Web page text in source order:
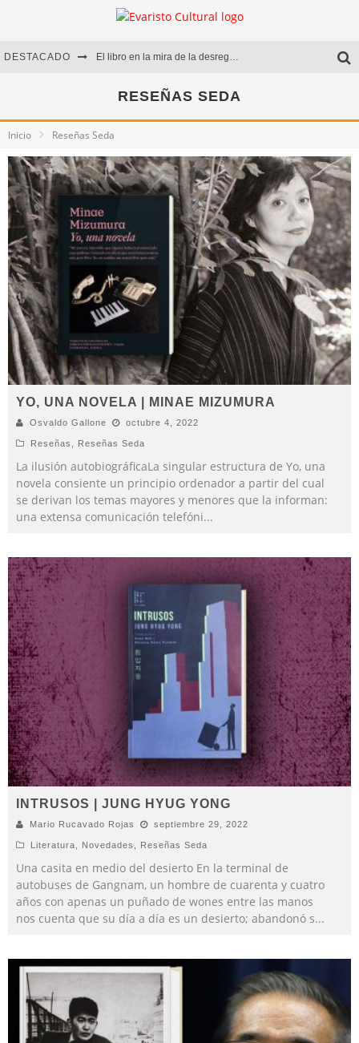
DESTACADO El libro en la mira de la desregulación
Marcelo Rubio | El llovedor
Diego Meret | Hotel Acapulco
RESEÑAS SEDA
Inicio Reseñas Seda
YO, UNA NOVELA | MINAE MIZUMURA
Osvaldo Gallone octubre 4, 2022
Reseñas Reseñas Seda
La ilusión autobiográficaLa singular estructura de Yo, una
novela consiente un principio ordenador a partir del cual
se derivan los temas mayores y menores que la informan:
una extensa comunicación telefóni...
INTRUSOS | JUNG HYUG YONG
Mario Rucavado Rojas septiembre 29, 2022
Literatura Novedades Reseñas Seda
Una casita en medio del desierto En la terminal de
autobuses de Gangnam, un hombre de cuarenta y cuatro
años con apenas un puñado de wones entre las manos
nos cuenta que su día a día es un desierto; abandonó s...